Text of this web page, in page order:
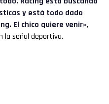
y está todo dado
El chico quiere venir»,
la señal deportiva.